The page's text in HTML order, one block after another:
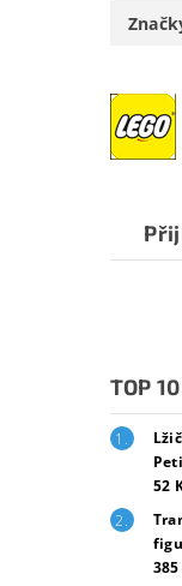
TOP 10
52
385